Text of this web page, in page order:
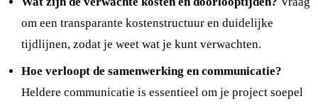
om een transparante kostenstructuur en duidelijke
tijdlijnen, zodat je weet wat je kunt verwachten.
Hoe verloopt de samenwerking en communicatie?
Heldere communicatie is essentieel om je project soepel